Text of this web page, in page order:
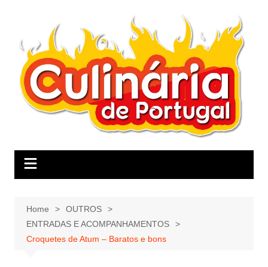
Home
OUTROS
ENTRADAS E ACOMPANHAMENTOS
Croquetes de Atum – Baratos e bons